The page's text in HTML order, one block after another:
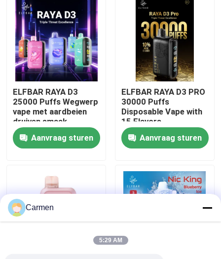
Producten
Videos
Over ons
Fabrieksreis
Kwaliteitscontrole
Vraag een offerte aan
Vozol damp
ELFBAR RAYA D3
25000 Puffs Wegwerp
vape met aardbeien
druiven smaak
Aanvraag sturen
ELFBAR RAYA D3 PRO
30000 Puffs
Disposable Vape with
15 Flavors
Aanvraag sturen
Carmen
5:29 AM